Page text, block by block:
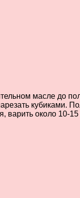
масле до
кубиками.
около 10-